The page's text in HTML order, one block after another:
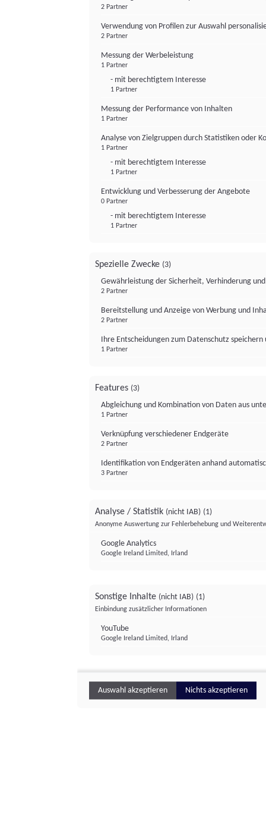
2 Partner
Verwendung von Profilen zur Auswahl
2 Partner
Messung der Werbeleistung
1 Partner
- mit berechtigtem Interesse
1 Partner
Messung der Performance von Inhalten
1 Partner
Analyse von Zielgruppen durch Statistiken oder
1 Partner
- mit berechtigtem Interesse
1 Partner
Entwicklung und Verbesserung der Angebote
0 Partner
- mit berechtigtem Interesse
1 Partner
Spezielle Zwecke (3)
Gewährleistung der Sicherheit, Verhinderung
2 Partner
Bereitstellung und Anzeige von Werbung und
2 Partner
Ihre Entscheidungen zum Datenschutz
1 Partner
Features (3)
Abgleichung und Kombination von Daten aus
1 Partner
Verknüpfung verschiedener Endgeräte
2 Partner
Identifikation von Endgeräten anhand
3 Partner
Analyse / Statistik (nicht IAB) (1)
Anonyme Auswertung zur Fehlerbehebung und
Google Analytics
Google Ireland Limited, Irland
Sonstige Inhalte (nicht IAB) (1)
Einbindung zusätzlicher Informationen
YouTube
Google Ireland Limited, Irland
Auswahl akzeptieren Nichts akzeptieren